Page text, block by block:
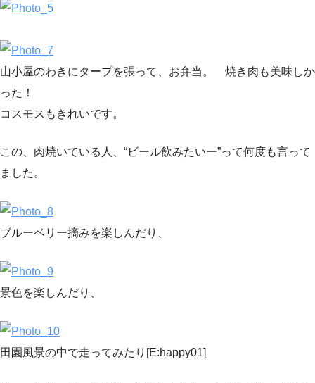
山小屋のわきにタープを張って、お弁当。 焼き肉も美味しか
った！
コスモスもきれいです。
この、肉焼いている人、“ビール飲みたいー”って何度も言って
ました。
ブルーベリー摘みを楽しんだり、
景色を楽しんだり、
田園風景の中で走ってみたり[E:happy01]